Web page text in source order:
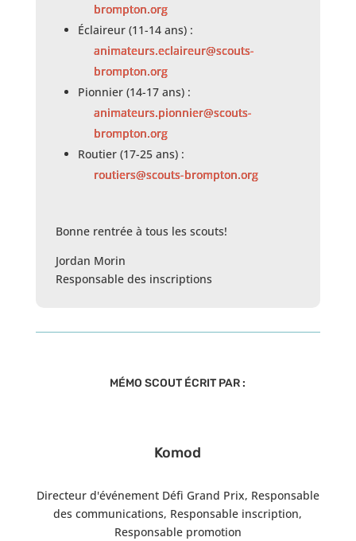
brompton.org
Éclaireur (11-14 ans) :
animateurs.eclaireur@scouts-
brompton.org
Pionnier (14-17 ans) :
animateurs.pionnier@scouts-
brompton.org
Routier (17-25 ans) :
routiers@scouts-brompton.org
Bonne rentrée à tous les scouts!
Jordan Morin
Responsable des inscriptions
MÉMO SCOUT ÉCRIT PAR :
Komod
Directeur d'événement Défi Grand Prix, Responsable
des communications, Responsable inscription,
Responsable promotion